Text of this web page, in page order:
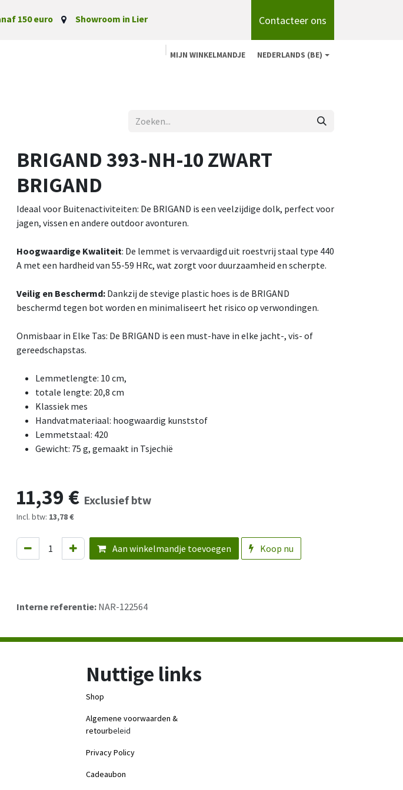
150 euro Showroom in Lier Contacteer ons
MIJN WINKELMANDJE NEDERLANDS (BE)
BRIGAND 393-NH-10 ZWART
BRIGAND
Ideaal voor Buitenactiviteiten: De BRIGAND is een veelzijdige dolk, perfect voor
jagen, vissen en andere outdoor avonturen.
Hoogwaardige Kwaliteit: De lemmet is vervaardigd uit roestvrij staal type 440
A met een hardheid van 55-59 HRc, wat zorgt voor duurzaamheid en scherpte.
Veilig en Beschermd: Dankzij de stevige plastic hoes is de BRIGAND
beschermd tegen bot worden en minimaliseert het risico op verwondingen.
Onmisbaar in Elke Tas: De BRIGAND is een must-have in elke jacht-, vis- of
gereedschapstas.
Lemmetlengte: 10 cm,
totale lengte: 20,8 cm
Klassiek mes
Handvatmateriaal: hoogwaardig kunststof
Lemmetstaal: 420
Gewicht: 75 g, gemaakt in Tsjechië
11,39 € Exclusief btw
Incl. btw: 13,78 €
Aan winkelmandje toevoegen Koop nu
Interne referentie: NAR-122564
Nuttige links
Shop
Algemene voorwaarden &
retourbeleid
Privacy Policy
Cadeaubon